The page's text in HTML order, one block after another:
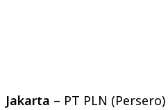
Jakarta – PT PLN